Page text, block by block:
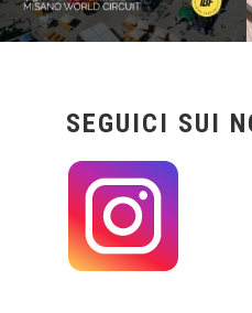
SEGUICI SUI